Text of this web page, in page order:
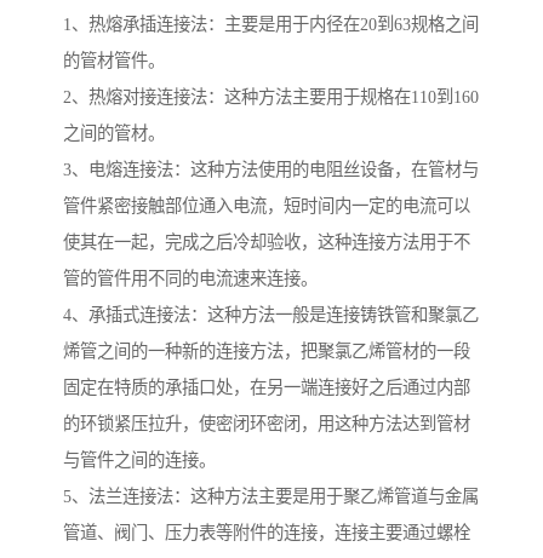
1、热熔承插连接法：主要是用于内径在20到63规格之间
的管材管件。
2、热熔对接连接法：这种方法主要用于规格在110到160
之间的管材。
3、电熔连接法：这种方法使用的电阻丝设备，在管材与
管件紧密接触部位通入电流，短时间内一定的电流可以
使其在一起，完成之后冷却验收，这种连接方法用于不
管的管件用不同的电流速来连接。
4、承插式连接法：这种方法一般是连接铸铁管和聚氯乙
烯管之间的一种新的连接方法，把聚氯乙烯管材的一段
固定在特质的承插口处，在另一端连接好之后通过内部
的环锁紧压拉升，使密闭环密闭，用这种方法达到管材
与管件之间的连接。
5、法兰连接法：这种方法主要是用于聚乙烯管道与金属
管道、阀门、压力表等附件的连接，连接主要通过螺栓